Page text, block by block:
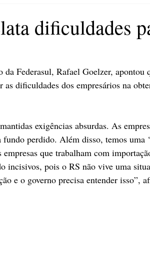
dificuldades
Federasul, Rafael Goelzer, apontou
as dificuldades dos empresários na
exigências absurdas. As
perdido. Além disso, temos uma
que trabalham com
incisivos, pois o RS não vive uma
e o governo precisa entender isso”,